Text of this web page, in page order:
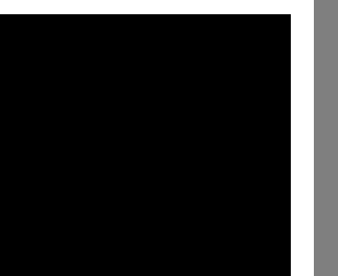
Variation
舞團American Ballet Theater Studio